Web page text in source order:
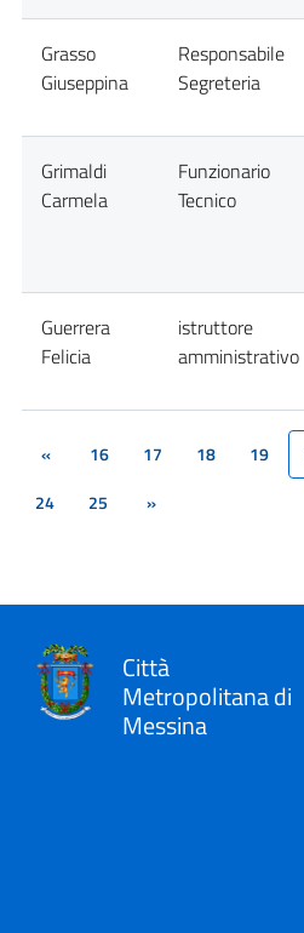
Grasso
Giuseppina
Responsabile
Segreteria
Grimaldi
Carmela
Funzionario
Tecnico
Guerrera
Felicia
istruttore
amministrativo
« 16 17 18 19
24
25 »
Città
Metropolitana di
Messina